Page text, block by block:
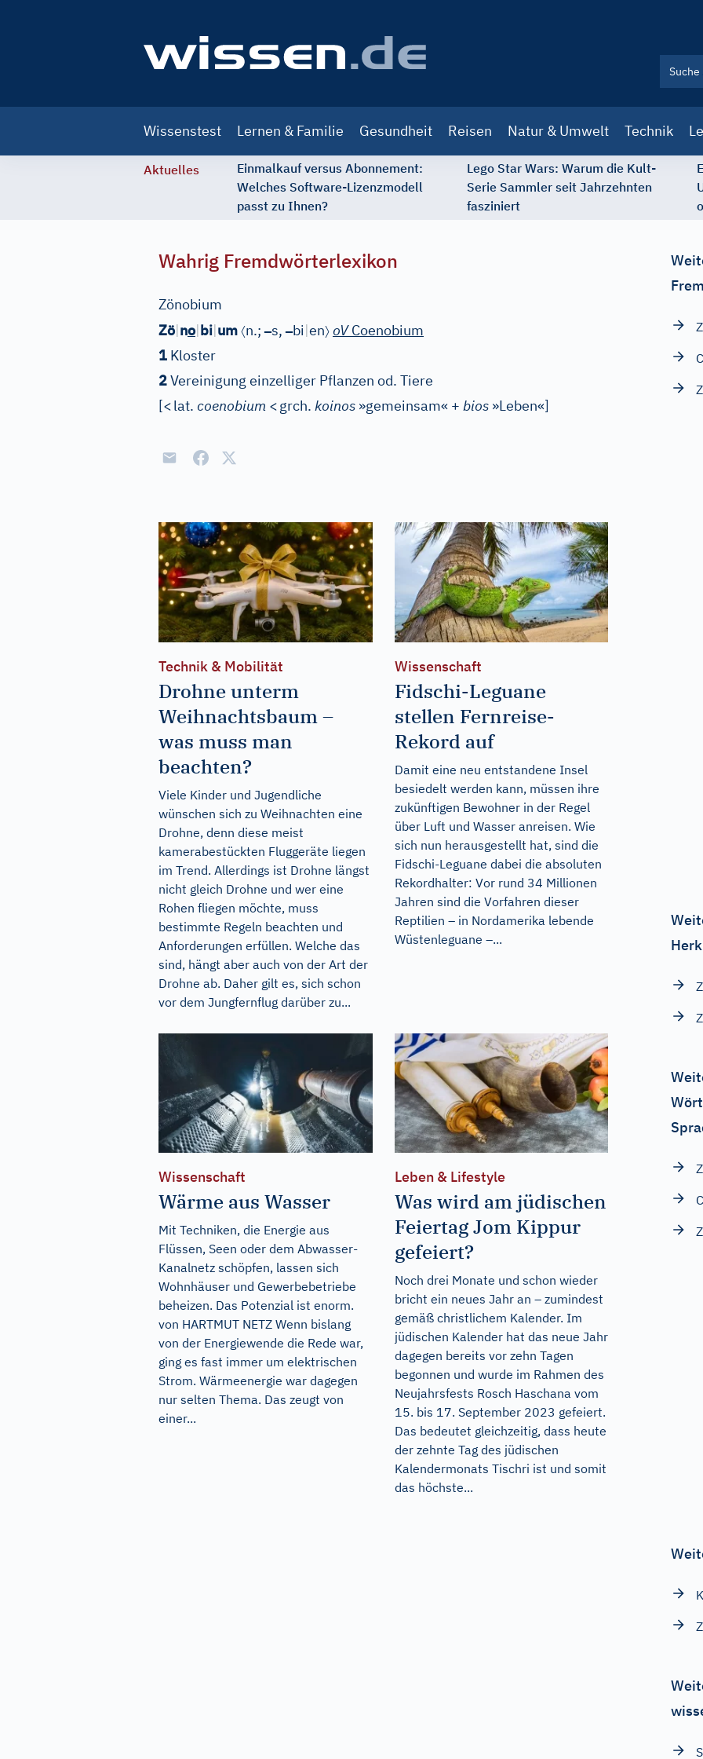
navigation
Wissenstest Lernen & Familie Gesundheit Reisen Natur & Umwelt Technik
Aktuelles
Einmalkauf versus Abonnement:
Welches Software-Lizenzmodell
passt zu Ihnen?
Lego Star Wars: Warum die Kult-
Serie Sammler seit Jahrzehnten
fasziniert
Wahrig Fremdwörterlexikon
Zönobium
Zö|no|bi|um〈n.;–s,–bi|en〉oVCoenobium
1 Kloster
2Vereinigung einzelliger Pflanzen od. Tiere
[<lat. coenobium <grch. koinos »gemeinsam« + bios »Leben«]
Technik & Mobilität
Drohne unterm
Weihnachtsbaum –
was muss man
beachten?
Viele Kinder und Jugendliche
wünschen sich zu Weihnachten eine
Drohne, denn diese meist
kamerabestückten Fluggeräte liegen
im Trend. Allerdings ist Drohne längst
nicht gleich Drohne und wer eine
Rohen fliegen möchte, muss
bestimmte Regeln beachten und
Anforderungen erfüllen. Welche das
sind, hängt aber auch von der Art der
Drohne ab. Daher gilt es, sich schon
vor dem Jungfernflug darüber zu...
Wissenschaft
Fidschi-Leguane
stellen Fernreise-
Rekord auf
Damit eine neu entstandene Insel
besiedelt werden kann, müssen ihre
zukünftigen Bewohner in der Regel
über Luft und Wasser anreisen. Wie
sich nun herausgestellt hat, sind die
Fidschi-Leguane dabei die absoluten
Rekordhalter: Vor rund 34 Millionen
Jahren sind die Vorfahren dieser
Reptilien – in Nordamerika lebende
Wüstenleguane –...
Wissenschaft
Wärme aus Wasser
Mit Techniken, die Energie aus
Flüssen, Seen oder dem Abwasser-
Kanalnetz schöpfen, lassen sich
Wohnhäuser und Gewerbebetriebe
beheizen. Das Potenzial ist enorm.
von HARTMUT NETZ Wenn bislang
von der Energiewende die Rede war,
ging es fast immer um elektrischen
Strom. Wärmeenergie war dagegen
nur selten Thema. Das zeugt von
einer...
Leben & Lifestyle
Was wird am jüdischen
Feiertag Jom Kippur
gefeiert?
Noch drei Monate und schon wieder
bricht ein neues Jahr an – zumindest
gemäß christlichem Kalender. Im
jüdischen Kalender hat das neue Jahr
dagegen bereits vor zehn Tagen
begonnen und wurde im Rahmen des
Neujahrsfests Rosch Haschana vom
15. bis 17. September 2023 gefeiert.
Das bedeutet gleichzeitig, dass heute
der zehnte Tag des jüdischen
Kalendermonats Tischri ist und somit
das höchste...